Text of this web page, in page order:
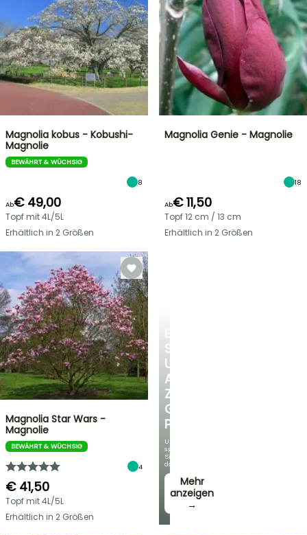
SIE
UNSERE
AUSWAHL
ZU
GÜNSTIGEN
PREISEN
Und
sparen
Sie
dabei!
Mehr
anzeigen
→
Magnolia kobus - Kobushi-
Magnolie
BEWÄHRT & WÜCHSIG
8
Ab€ 49,00
Topf mit 4L/5L
Erhältlich in 2 Größen
Magnolia Genie - Magnolie
18
Ab€ 11,50
Topf 12 cm / 13 cm
Erhältlich in 2 Größen
Magnolia Star Wars -
Magnolie
BEWÄHRT & WÜCHSIG
4
€ 41,50
Topf mit 4L/5L
Erhältlich in 2 Größen